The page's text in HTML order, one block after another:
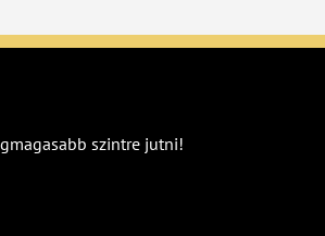
szintre jutni!